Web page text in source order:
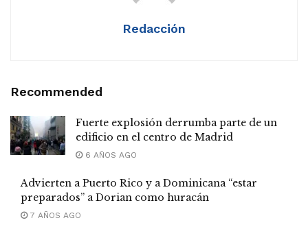
Redacción
Recommended
Fuerte explosión derrumba parte de un
edificio en el centro de Madrid
6 AÑOS AGO
Advierten a Puerto Rico y a Dominicana “estar
preparados” a Dorian como huracán
7 AÑOS AGO